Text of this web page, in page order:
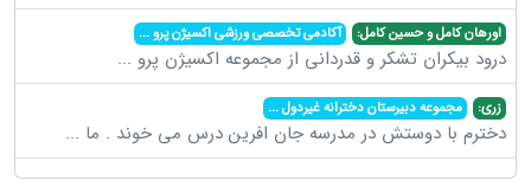
اورهان کامل و حسین کامل: آکادمی تخصصی ورزشی اکسیژن پرو...
درود بیکران تشکر و قدردانی از مجموعه اکسیژن پرو ...
زری: مجموعه دبیرستان دخترانه غیردول...
دخترم با دوستش در مدرسه جان افرین درس می خوند . ما ...